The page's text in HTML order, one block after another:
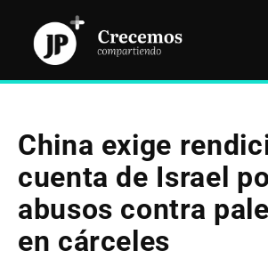
China exige
cuenta de Israel
abusos contra
en cárceles